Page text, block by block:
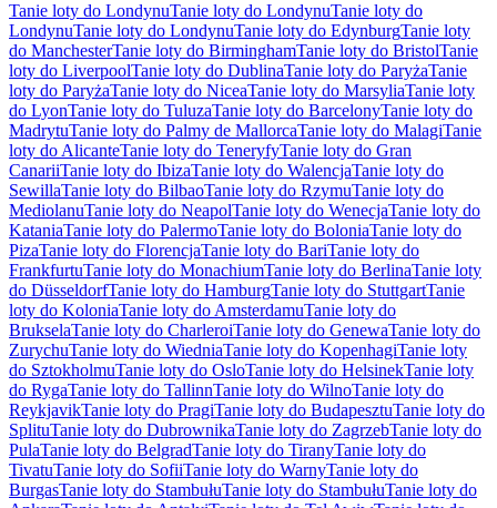
Tanie loty do LondynuTanie loty do LondynuTanie loty do
LondynuTanie loty do LondynuTanie loty do EdynburgTanie loty
do ManchesterTanie loty do BirminghamTanie loty do BristolTanie
loty do LiverpoolTanie loty do DublinaTanie loty do ParyżaTanie
loty do ParyżaTanie loty do NiceaTanie loty do MarsyliaTanie loty
do LyonTanie loty do TuluzaTanie loty do BarcelonyTanie loty do
MadrytuTanie loty do Palmy de MallorcaTanie loty do MalagiTanie
loty do AlicanteTanie loty do TeneryfyTanie loty do Gran
CanariiTanie loty do IbizaTanie loty do WalencjaTanie loty do
SewillaTanie loty do BilbaoTanie loty do RzymuTanie loty do
MediolanuTanie loty do NeapolTanie loty do WenecjaTanie loty do
KataniaTanie loty do PalermoTanie loty do BoloniaTanie loty do
PizaTanie loty do FlorencjaTanie loty do BariTanie loty do
FrankfurtuTanie loty do MonachiumTanie loty do BerlinaTanie loty
do DüsseldorfTanie loty do HamburgTanie loty do StuttgartTanie
loty do KoloniaTanie loty do AmsterdamuTanie loty do
BrukselaTanie loty do CharleroiTanie loty do GenewaTanie loty do
ZurychuTanie loty do WiedniaTanie loty do KopenhagiTanie loty
do SztokholmuTanie loty do OsloTanie loty do HelsinekTanie loty
do RygaTanie loty do TallinnTanie loty do WilnoTanie loty do
ReykjavikTanie loty do PragiTanie loty do BudapesztuTanie loty do
SplituTanie loty do DubrownikaTanie loty do ZagrzebTanie loty do
PulaTanie loty do BelgradTanie loty do TiranyTanie loty do
TivatuTanie loty do SofiiTanie loty do WarnyTanie loty do
BurgasTanie loty do StambułuTanie loty do StambułuTanie loty do